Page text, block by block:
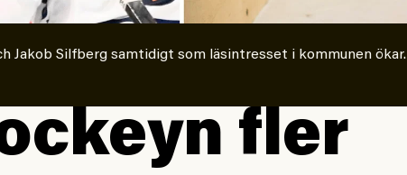
Jakob Silfberg samtidigt som läsintresset i kommunen ökar.
fler